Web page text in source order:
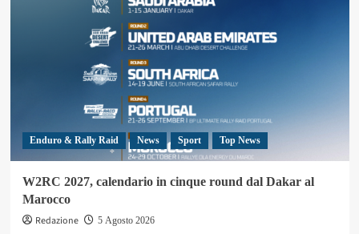
Enduro & Rally Raid News Sport Top News
W2RC 2027, calendario in cinque round dal Dakar al
Marocco
Redazione
5 Agosto 2026